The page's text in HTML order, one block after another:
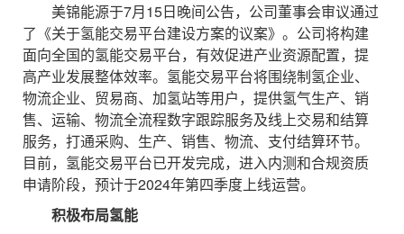
美锦能源于7月15日晚间公告，公司董事会审议通过
了《关于氢能交易平台建设方案的议案》。公司将构建
面向全国的氢能交易平台，有效促进产业资源配置，提
高产业发展整体效率。氢能交易平台将围绕制氢企业、
物流企业、贸易商、加氢站等用户，提供氢气生产、销
售、运输、物流全流程数字跟踪服务及线上交易和结算
服务，打通采购、生产、销售、物流、支付结算环节。
目前，氢能交易平台已开发完成，进入内测和合规资质
申请阶段，预计于2024年第四季度上线运营。
积极布局氢能